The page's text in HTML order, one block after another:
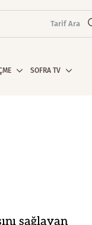
Tarif Ara
SOFRA TV
sağlayan